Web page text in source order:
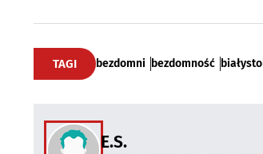
TAGI bezdomni bezdomność
E.S.